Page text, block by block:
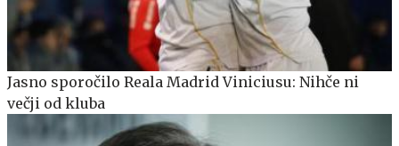
Jasno sporočilo Reala Madrid Viniciusu: Nihče ni
večji od kluba